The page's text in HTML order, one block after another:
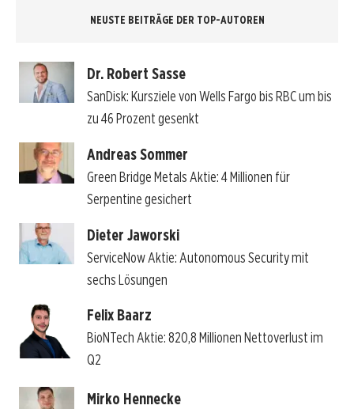
NEUSTE BEITRÄGE DER TOP-AUTOREN
Dr. Robert Sasse
SanDisk: Kursziele von Wells Fargo bis RBC um bis
zu 46 Prozent gesenkt
Andreas Sommer
Green Bridge Metals Aktie: 4 Millionen für
Serpentine gesichert
Dieter Jaworski
ServiceNow Aktie: Autonomous Security mit
sechs Lösungen
Felix Baarz
BioNTech Aktie: 820,8 Millionen Nettoverlust im
Q2
Mirko Hennecke